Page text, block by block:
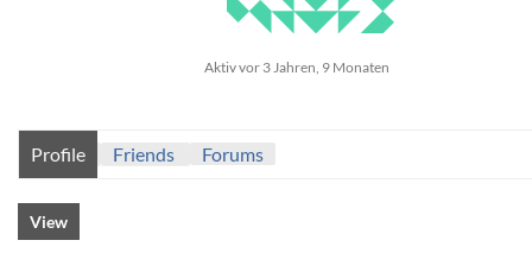
Aktiv vor 3 Jahren, 9 Monaten
Profile Friends Forums
View